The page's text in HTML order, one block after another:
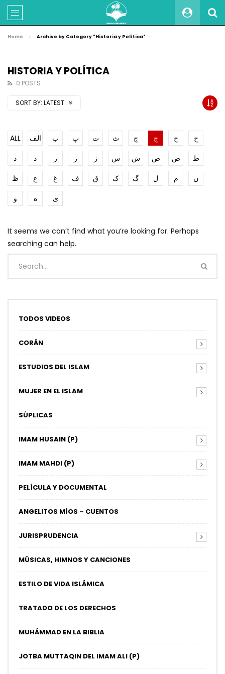
Home Archive by Category "Historia y Política"
HISTORIA Y POLÍTICA
0 POSTS
SORT BY: LATEST
ALL الف ب پ ت ث ج چ ح
خ
د
ذ ر ز ژ س ش ص ض
ط
ظ
ع غ ف ق ک گ ل م
ن
و
ه ی
It seems we can’t find what you’re looking for. Perhaps
searching can help.
TODOS VIDEOS
CORÁN
ESTUDIOS DEL ISLAM
MUJER EN EL ISLAM
SÚPLICAS
IMAM HUSAIN (P)
IMAM MAHDI (P)
PELÍCULA Y DOCUMENTAL
ANGELITOS MÍOS – CUENTOS
JURISPRUDENCIA
MÚSICAS, HIMNOS Y CANCIONES
ESTILO DE VIDA ISLÁMICA
TRATADO DE LOS DERECHOS
MUHÁMMAD EN LA BIBLIA
JOTBA MUTTAQIN DEL IMAM ALI (P)